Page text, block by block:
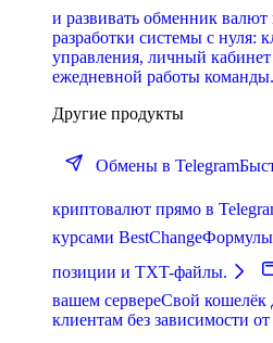
и развивать обменник
разработки системы с нуля:
управления, личный
ежедневной работы команды.
Другие продукты
Обмены в Telegram
криптовалют прямо в
курсами BestChange
позиции и TXT-файлы.
вашем сервереСвой кошелёк
клиентам без зависимости